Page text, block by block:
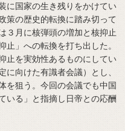
に国家の生き残りをかけてい
策の歴史的転換に踏み切って
３月に核弾頭の増加と核抑止
」への転換を打ち出した。
止を実効性あるものにしてい
に向けた有識者会議）とし、
を狙う。今回の会議でも中国
いる」と指摘し日帝との応酬